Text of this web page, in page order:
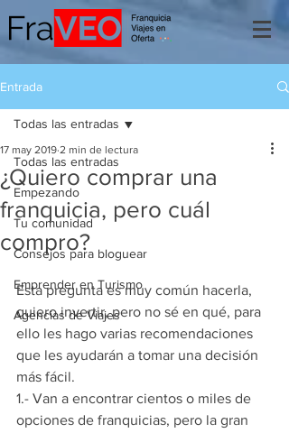
Entrada
Todas las entradas
Empezando
Tu comunidad
Consejos para bloguear
Emprender en Turismo
Agencias de Viajes
Todas las entradas
¿Quiero comprar una
franquicia, pero cuál
compro?
17 may 2019 2 min de lectura
Esta pregunta es muy común hacerla,
quiero invertir, pero no sé en qué, para
ello les hago varias recomendaciones
que les ayudarán a tomar una decisión
más fácil.
1.- Van a encontrar cientos o miles de
opciones de franquicias, pero la gran